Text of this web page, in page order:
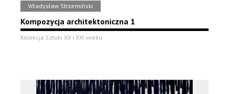
Władysław Strzemiński
Kompozycja architektoniczna 1
Kolekcja Sztuki XX i XXI wieku